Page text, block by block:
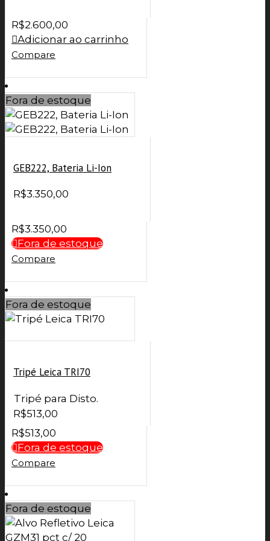
R$2.600,00
Adicionar ao carrinho
Compare
Fora de estoque
GEB222, Bateria Li-Ion
R$3.350,00
R$3.350,00
Fora de estoque
Compare
Fora de estoque
Tripé Leica TRI70
Tripé para Disto.
R$513,00
R$513,00
Fora de estoque
Compare
Fora de estoque